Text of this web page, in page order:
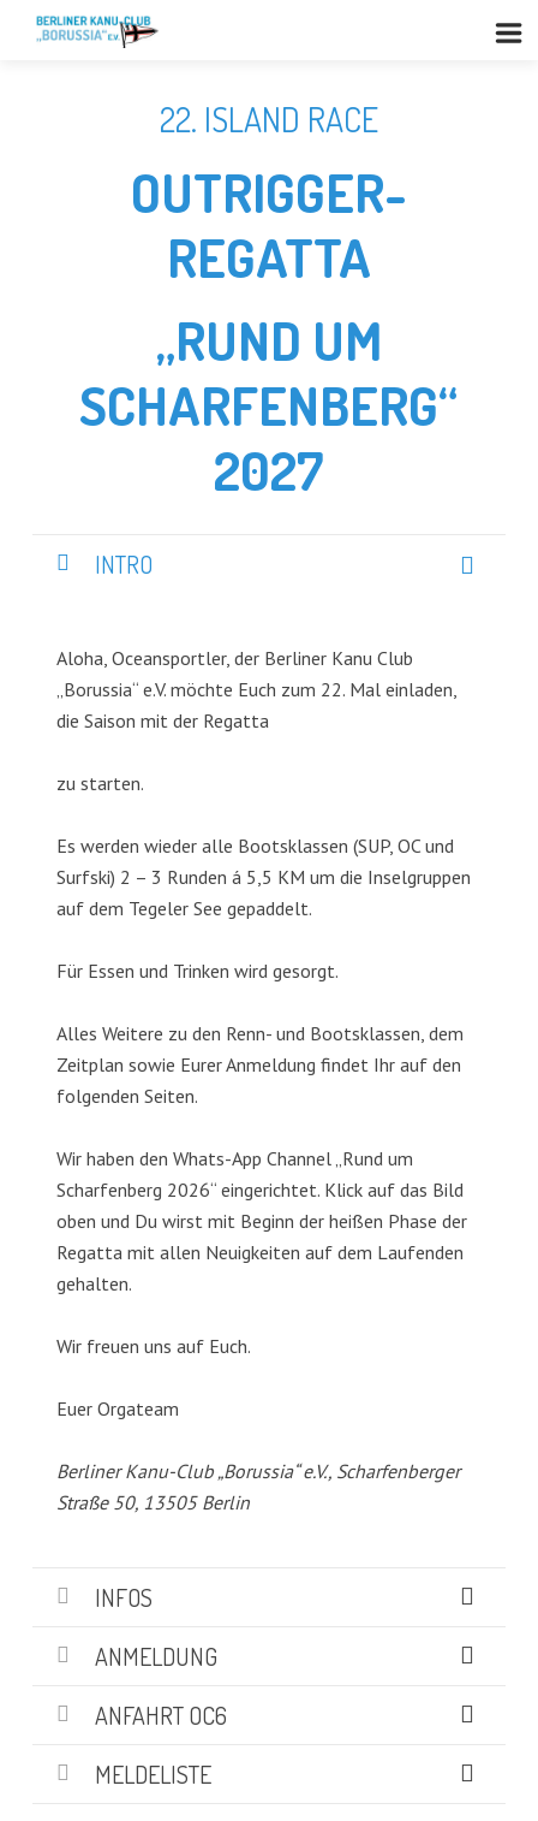
22. ISLAND RACE
OUTRIGGER-
REGATTA
„RUND UM
SCHARFENBERG“
2027
INTRO
Aloha, Oceansportler, der Berliner Kanu Club
„Borussia“ e.V. möchte Euch zum 22. Mal einladen,
die Saison mit der Regatta
zu starten.
Es werden wieder alle Bootsklassen (SUP, OC und
Surfski) 2 – 3 Runden á 5,5 KM um die Inselgruppen
auf dem Tegeler See gepaddelt.
Für Essen und Trinken wird gesorgt.
Alles Weitere zu den Renn- und Bootsklassen, dem
Zeitplan sowie Eurer Anmeldung findet Ihr auf den
folgenden Seiten.
Wir haben den Whats-App Channel „Rund um
Scharfenberg 2026“ eingerichtet. Klick auf das Bild
oben und Du wirst mit Beginn der heißen Phase der
Regatta mit allen Neuigkeiten auf dem Laufenden
gehalten.
Wir freuen uns auf Euch.
Euer Orgateam
Berliner Kanu-Club „Borussia“ e.V., Scharfenberger
Straße 50, 13505 Berlin
INFOS
ANMELDUNG
ANFAHRT OC6
MELDELISTE